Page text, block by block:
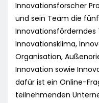
Innovationsforscher
und sein Team die
Innovationsklima,
Organisation,
Innovation sowie
dafür ist ein Online-
teilnehmenden